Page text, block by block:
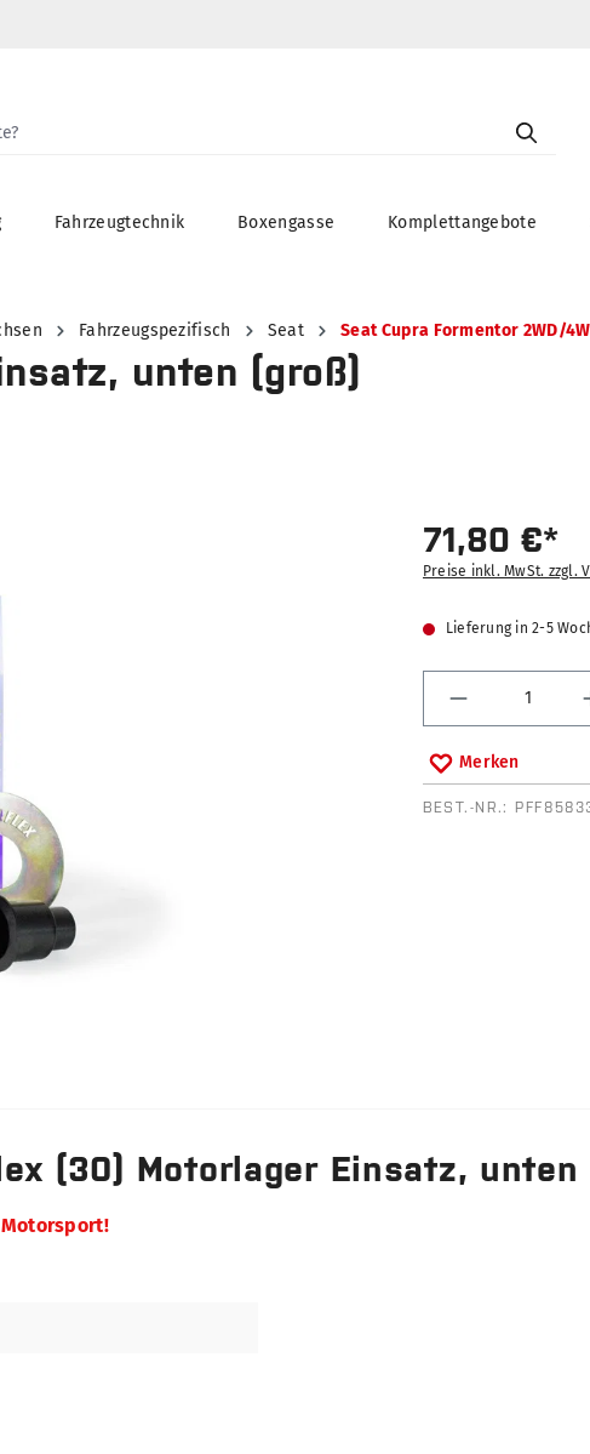
Fahrzeugtechnik Boxengasse Komplettangebote
Fahrzeugspezifisch Seat Seat Cupra Formentor 2WD/
unten (groß)
71,80 €*
Preise inkl. MwSt. zzgl.
Lieferung in 2-5
Produkt
Merken
BEST.-NR.:
(30) Motorlager Einsatz, unten
Motorsport!